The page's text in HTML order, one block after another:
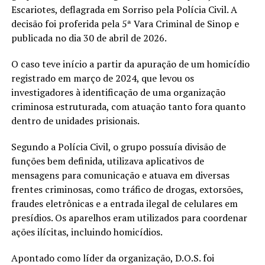
Escariotes, deflagrada em Sorriso pela Polícia Civil. A
decisão foi proferida pela 5ª Vara Criminal de Sinop e
publicada no dia 30 de abril de 2026.
O caso teve início a partir da apuração de um homicídio
registrado em março de 2024, que levou os
investigadores à identificação de uma organização
criminosa estruturada, com atuação tanto fora quanto
dentro de unidades prisionais.
Segundo a Polícia Civil, o grupo possuía divisão de
funções bem definida, utilizava aplicativos de
mensagens para comunicação e atuava em diversas
frentes criminosas, como tráfico de drogas, extorsões,
fraudes eletrônicas e a entrada ilegal de celulares em
presídios. Os aparelhos eram utilizados para coordenar
ações ilícitas, incluindo homicídios.
Apontado como líder da organização, D.O.S. foi